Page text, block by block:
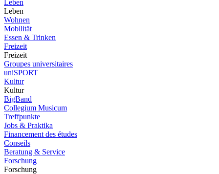
Leben
Leben
Wohnen
Mobilität
Essen & Trinken
Freizeit
Freizeit
Groupes universitaires
uniSPORT
Kultur
Kultur
BigBand
Collegium Musicum
Treffpunkte
Jobs & Praktika
Financement des études
Conseils
Beratung & Service
Forschung
Forschung